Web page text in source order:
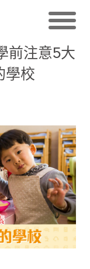
前注意5大
學校